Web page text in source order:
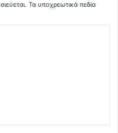
Τα υποχρεωτικά πεδία